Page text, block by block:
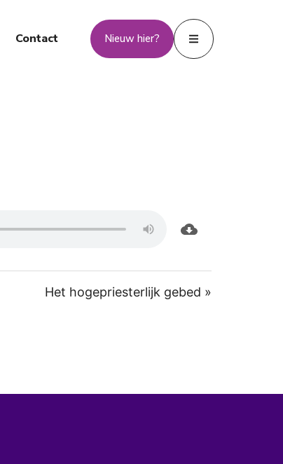
Contact Nieuw hier?
Het hogepriesterlijk gebed »